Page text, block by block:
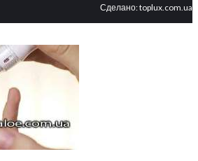
Сделано:toplux.com.ua